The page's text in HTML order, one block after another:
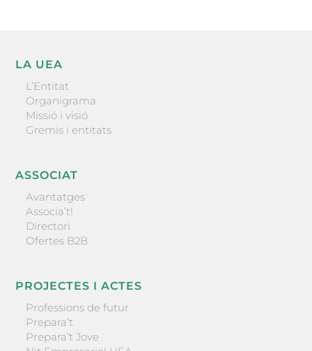
LA UEA
L’Entitat
Organigrama
Missió i visió
Gremis i entitats
ASSOCIAT
Avantatges
Associa’t!
Directori
Ofertes B2B
PROJECTES I ACTES
Professions de futur
Prepara’t
Prepara’t Jove